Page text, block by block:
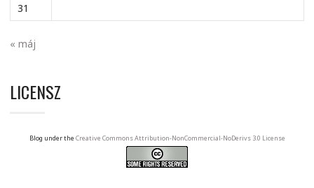
31
« máj
LICENSZ
Blog under the Creative Commons Attribution-NonCommercial-NoDerivs 3.0 License